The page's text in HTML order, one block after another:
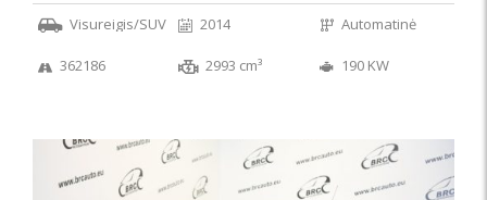
Visureigis/SUV 2014 Automatinė
362186 2993 cm³ 190 KW